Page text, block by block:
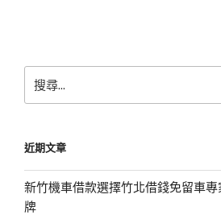
尋
字:
近期文章
新竹機車借款選擇竹北借錢免留車
牌